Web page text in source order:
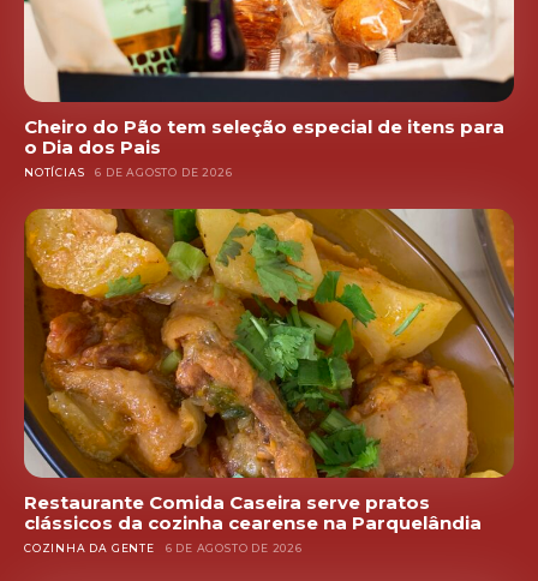
Cheiro do Pão tem seleção especial de itens para
o Dia dos Pais
NOTÍCIAS 6 DE AGOSTO DE 2026
Restaurante Comida Caseira serve pratos
clássicos da cozinha cearense na Parquelândia
COZINHA DA GENTE 6 DE AGOSTO DE 2026